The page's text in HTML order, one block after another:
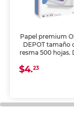
Papel premium
DEPOT tamaño
resma 500 hojas.
uniforme, ideal
impresoras de
de tinta y
general de
$4.23